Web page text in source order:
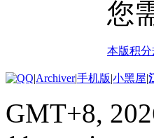
您
本版积分
|Archiver|手机版|小黑屋|
GMT+8,